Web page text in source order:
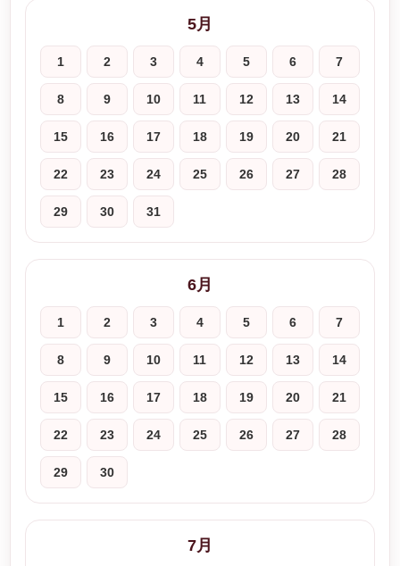
5月
1 2 3 4 5 6 7
8 9 10 11 12 13 14
15 16 17 18 19 20 21
22 23 24 25 26 27 28
29 30 31
6月
1 2 3 4 5 6 7
8 9 10 11 12 13 14
15 16 17 18 19 20 21
22 23 24 25 26 27 28
29 30
7月